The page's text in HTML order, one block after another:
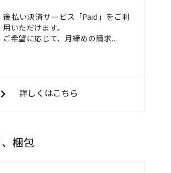
後払い決済サービス「Paid」をご利
用いただけます。
ご希望に応じて、月締めの請求...
keyboard_arrow_right 詳しくはこちら
梱包